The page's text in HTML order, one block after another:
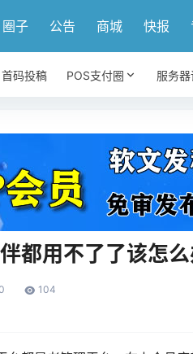
圈子 公告 商城 快报
首码投稿 POS支付圈 服务器
都用不了了该怎
104